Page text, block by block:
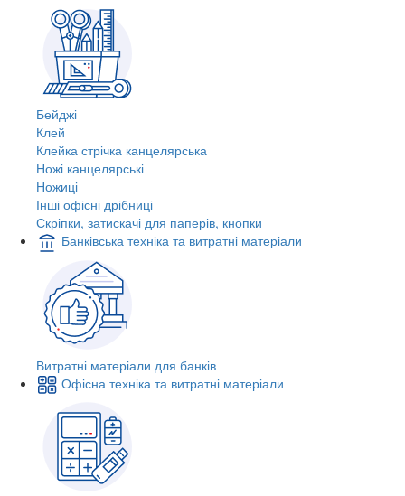
Бейджі
Клей
Клейка стрічка канцелярська
Ножі канцелярські
Ножиці
Інші офісні дрібниці
Скріпки, затискачі для паперів, кнопки
Банківська техніка та витратні матеріали
Витратні матеріали для банків
Офісна техніка та витратні матеріали